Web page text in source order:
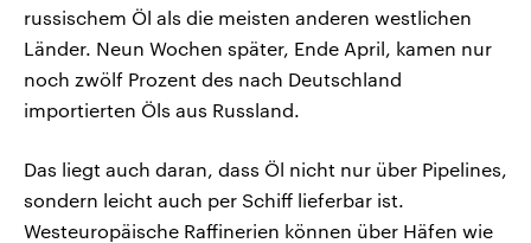
russischem Öl als die meisten anderen westlichen
Länder. Neun Wochen später, Ende April, kamen nur
noch zwölf Prozent des nach Deutschland
importierten Öls aus Russland.
Das liegt auch daran, dass Öl nicht nur über Pipelines,
sondern leicht auch per Schiff lieferbar ist.
Westeuropäische Raffinerien können über Häfen wie